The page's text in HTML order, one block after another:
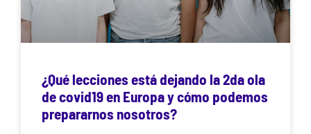
¿Qué lecciones está dejando la 2da ola
de covid19 en Europa y cómo podemos
prepararnos nosotros?